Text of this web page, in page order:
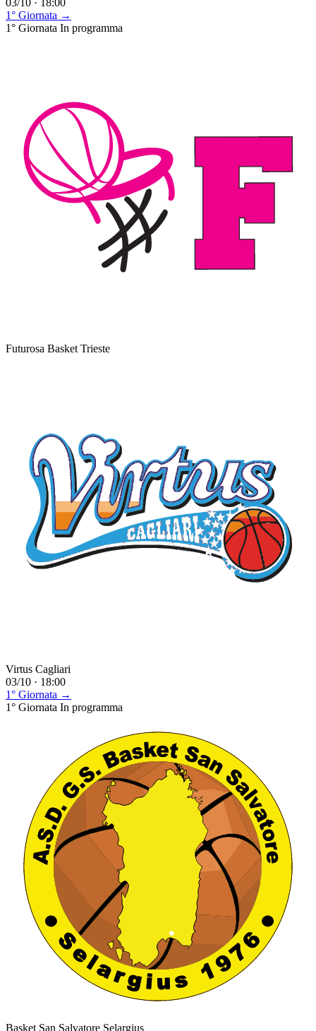
03/10 · 18:00
1° Giornata →
1° Giornata In programma
Futurosa Basket Trieste
Virtus Cagliari
03/10 · 18:00
1° Giornata →
1° Giornata In programma
Basket San Salvatore Selargius